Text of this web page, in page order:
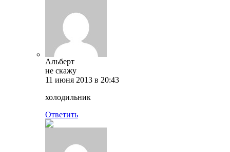
Альберт
не скажу
11 июня 2013 в 20:43
холодильник
Ответить